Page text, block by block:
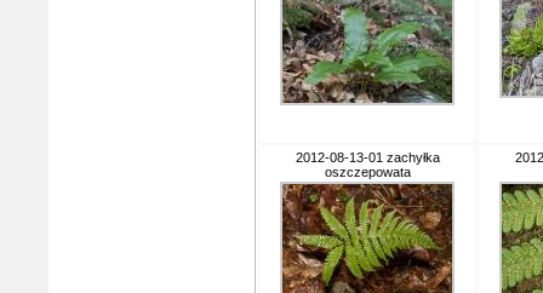
2012-08-13-01 zachyłka
oszczepowata